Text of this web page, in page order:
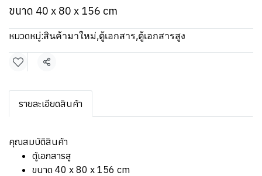
ขนาด 40 x 80 x 156 cm
หมวดหมู่:สินค้ามาใหม่,ตู้เอกสาร,ตู้เอกสารสูง
แชร์
รายละเอียดสินค้า
คุณสมบัติสินค้า
ตู้เอกสารสู
ขนาด 40 x 80 x 156 cm